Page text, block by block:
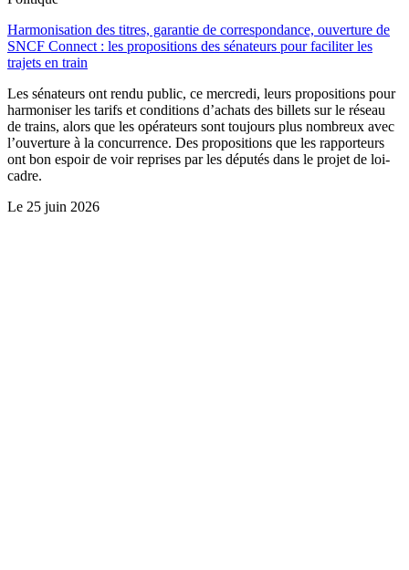
Harmonisation des titres, garantie de correspondance, ouverture de
SNCF Connect : les propositions des sénateurs pour faciliter les
trajets en train
Les sénateurs ont rendu public, ce mercredi, leurs propositions pour
harmoniser les tarifs et conditions d’achats des billets sur le réseau
de trains, alors que les opérateurs sont toujours plus nombreux avec
l’ouverture à la concurrence. Des propositions que les rapporteurs
ont bon espoir de voir reprises par les députés dans le projet de loi-
cadre.
Le 25 juin 2026